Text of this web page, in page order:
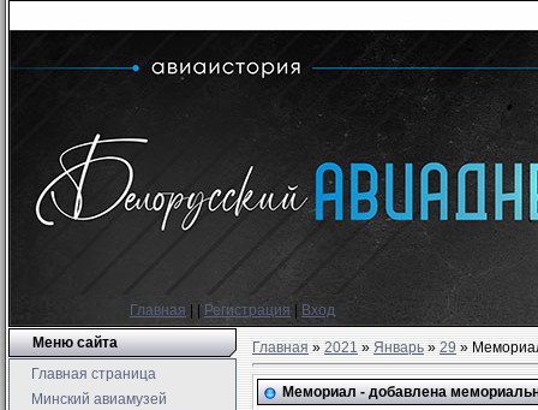
Главная Регистрация
Вход
Меню сайта
Главная страница
Минский авиамузей
Главная»2021 » Январь » 29»
Мемориал - добавлена